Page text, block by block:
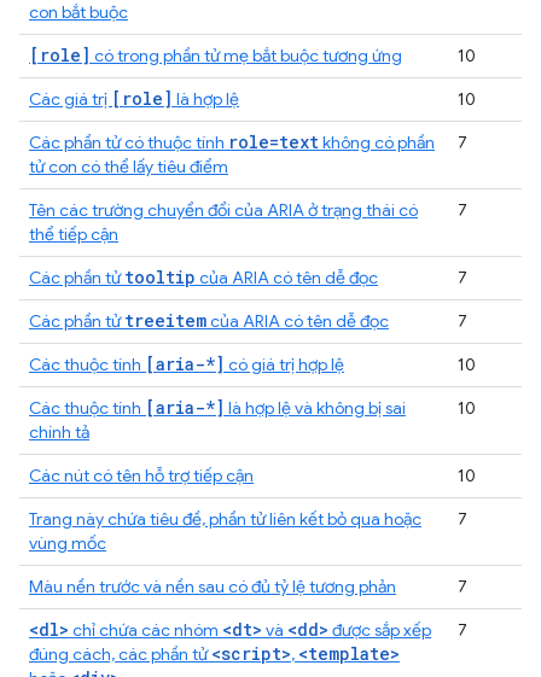
con bắt buộc
[role] có trong phần tử mẹ bắt buộc tương ứng
10
Các giá trị [role] là hợp lệ
10
Các phần tử có thuộc tính role=textkhông có phần
tử con có thể lấy tiêu điểm
7
Tên các trường chuyển đổi của ARIA ở trạng thái có
thể tiếp cận
7
Các phần tửtooltip của ARIA có tên dễ đọc
7
Các phần tửtreeitemcủa ARIA có tên dễ đọc
7
Các thuộc tính [aria-*] có giá trị hợp lệ
10
Các thuộc tính [aria-*] là hợp lệ và không bị sai
chính tả
10
Các nút có tên hỗ trợ tiếp cận
10
Trang này chứa tiêu đề, phần tử liên kết bỏ qua hoặc
vùng mốc
7
Màu nền trước và nền sau có đủ tỷ lệ tương phản 7
<dl> chỉ chứa các nhóm <dt> và <dd> được sắp xếp
đúng cách, các phần tử<script>, <template>
7